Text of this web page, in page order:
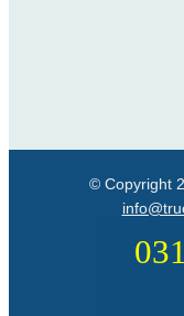
© Copyright